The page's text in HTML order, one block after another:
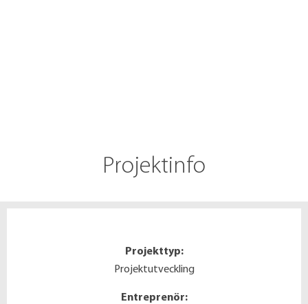
Projektinfo
Projekttyp:
Projektutveckling
Entreprenör: